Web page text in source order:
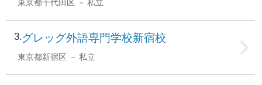
東京都千代田区 私立
3 グレッグ外語専門学校新宿校
東京都新宿区 私立